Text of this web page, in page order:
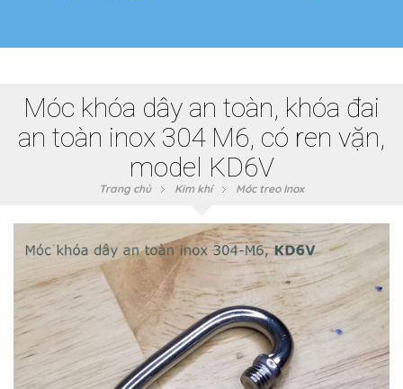
Móc khóa dây an toàn, khóa đai
an toàn inox 304 M6, có ren vặn,
model KD6V
Trang chủ Kim khí Móc treo Inox